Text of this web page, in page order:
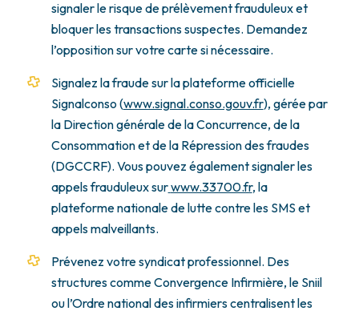
signaler le risque de prélèvement frauduleux et
bloquer les transactions suspectes. Demandez
l’opposition sur votre carte si nécessaire.
Signalez la fraude sur la plateforme officielle
Signalconso (www.signal.conso.gouv.fr), gérée par
la Direction générale de la Concurrence, de la
Consommation et de la Répression des fraudes
(DGCCRF). Vous pouvez également signaler les
appels frauduleux surwww.33700.fr, la
plateforme nationale de lutte contre les SMS et
appels malveillants.
Prévenez votre syndicat professionnel. Des
structures comme Convergence Infirmière, le Sniil
ou l’Ordre national des infirmiers centralisent les